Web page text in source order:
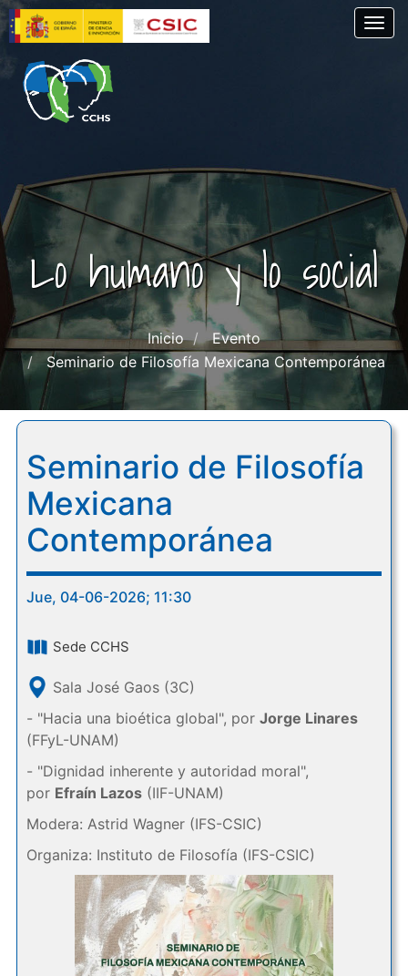
Pasar
al
contenido
principal
Lo humano y lo social
Inicio
Evento
Seminario de Filosofía Mexicana Contemporánea
Seminario de Filosofía
Mexicana
Contemporánea
Jue, 04-06-2026; 11:30
Sede CCHS
Sala José Gaos (3C)
- "Hacia una bioética global", por Jorge Linares
(FFyL-UNAM)
- "Dignidad inherente y autoridad moral",
por Efraín Lazos(IIF-UNAM)
Modera: Astrid Wagner (IFS-CSIC)
Organiza: Instituto de Filosofía (IFS-CSIC)